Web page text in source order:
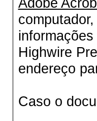
Highwire
endereço
Caso o